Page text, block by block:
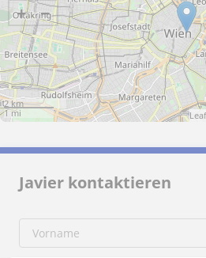
+ −
2 km
1 mi
Javier kontaktieren